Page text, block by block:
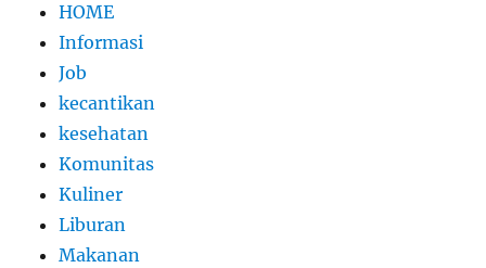
HOME
Informasi
Job
kecantikan
kesehatan
Komunitas
Kuliner
Liburan
Makanan